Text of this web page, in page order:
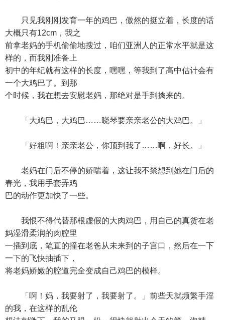
只见我刚刚发育一年的鸡巴，傲然的挺立着，长度的话
大概只有12cm，我之
前拿老妈的手机偷偷地搜过，咱们亚洲人的正常水平就是这
样的，而我刚准备上
初中的年纪就有这样的长度，嘿嘿，等我到了高中估计会有
一个大鸡巴了。到那
个时候，我在想去安慰老妈，那绝对是手到擒来的。
「大鸡巴，大鸡巴……晓琴要亲亲老公的大鸡巴。」
「好粗啊！亲亲老公，你顶到我了……啊，好长。」
老妈在门后不停的娇喘着，这让我不禁想到她在门后的
春光，我用手套弄鸡
巴的动作更加快了一些。
我恨不得代替那根虚假的大肉鸡巴，用自己的真货在老
妈湿滑柔润的肉腔里
一插到底，笔直的撞在老爸从未来到的子宫口，然后在一下
一下的飞快抽插下，
将老妈娇嫩的腔道完全变成自己鸡巴的模样。
「啊！妈，我要射了，我要射了。」前些天就频繁手淫
的我，在这样的乱伦